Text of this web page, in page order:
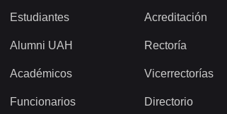
Estudiantes
Alumni UAH
Académicos
Funcionarios
Acreditación
Rectoría
Vicerrectorías
Directorio